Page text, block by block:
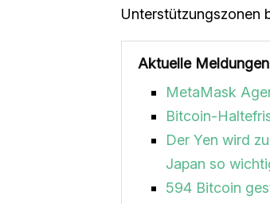
Unterstützungszonen
Aktuelle
MetaMask
Bitcoin-
Der Yen wird
Japan so
594 Bitcoin